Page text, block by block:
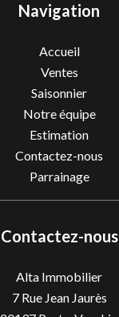
Navigation
Accueil
Ventes
Saisonnier
Notre équipe
Estimation
Contactez-nous
Parrainage
Contactez-nous
Alta Immobilier
7 Rue Jean Jaurès